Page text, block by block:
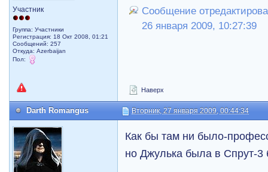
Участник
Группа: Участники
Регистрация: 18 Окт 2008, 01:21
Сообщений: 257
Откуда: Azerbaijan
Пол:
Сообщение
26 января 2009, 10:27:39
Наверх
Darth Romangus Вторник, 27 января 2009, 00:44:34
Как бы там ни было-
но Джулька была в Спрут-3